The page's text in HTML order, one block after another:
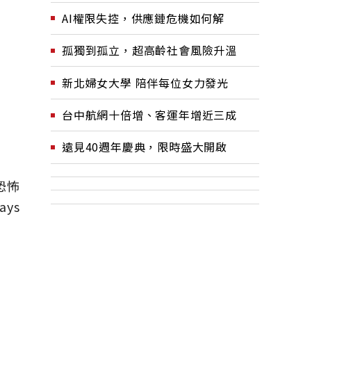
怖
AI權限失控，供應鏈危機如何解
孤獨到孤立，超高齡社會風險升溫
新北婦女大學 陪伴每位女力發光
台中航網十倍增、客運年增近三成
遠見40週年慶典，限時盛大開啟